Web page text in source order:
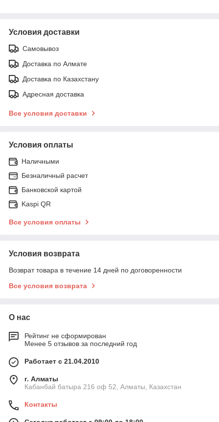
Условия доставки
Самовывоз
Доставка по Алмате
Доставка по Казахстану
Адресная доставка
Все условия доставки
Условия оплаты
Наличными
Безналичный расчет
Банковской картой
Kaspi QR
Все условия оплаты
Условия возврата
Возврат товара в течение 14 дней по договоренности
Все условия возврата
О нас
Рейтинг не сформирован
Менее 5 отзывов за последний год
Работает с 21.04.2010
г. Алматы
Кабанбай батыра 216 оф 52, Алматы, Казахстан
Контакты